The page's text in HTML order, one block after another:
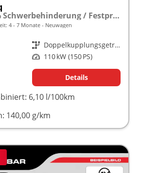
Selection 100% Schwerbehinderung / Festpreisgarantie* Modelljahr 1.5 TSI Mild-Hybrid 150PS DSG "Sonderangebot bei Schwerbehinderung" frei konfigurierbar!
4 - 7 Monate Neuwagen
Getriebe
Doppelkupplungsgetriebe (DSG)
Leistung 110 kW (150 PS)
Details
6,10 l/100km
140,00 g/km